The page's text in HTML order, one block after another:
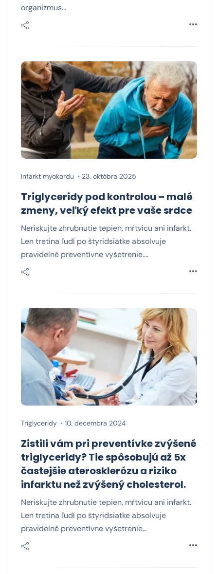
organizmus…
Infarkt myokardu 23. októbra 2025
Triglyceridy pod kontrolou – malé
zmeny, veľký efekt pre vaše srdce
Neriskujte zhrubnutie tepien, mŕtvicu ani infarkt.
Len tretina ľudí po štyridsiatke absolvuje
pravidelné preventívne vyšetrenie.…
Triglyceridy 10. decembra 2024
Zistili vám pri preventívke zvýšené
triglyceridy? Tie spôsobujú až 5x
častejšie aterosklerózu a riziko
infarktu než zvýšený cholesterol.
Neriskujte zhrubnutie tepien, mŕtvicu ani infarkt.
Len tretina ľudí po štyridsiatke absolvuje
pravidelné preventívne vyšetrenie…